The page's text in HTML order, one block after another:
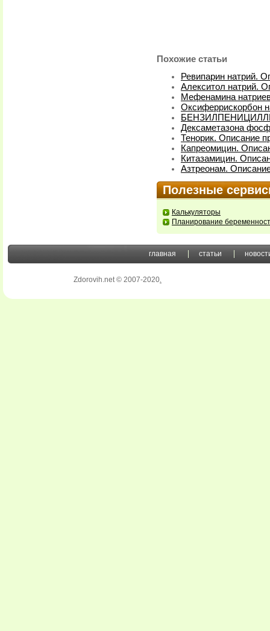
Похожие статьи
Ревипарин натрий.
Алекситол натрий.
Мефенамина
Оксиферрискорбон
Дексаметазона
Тенорик. Описание
Капреомицин.
Китазамицин.
Азтреонам.
Полезные
Калькуляторы
Планирование
главная статьи
Zdorovih.net © 2007-2020